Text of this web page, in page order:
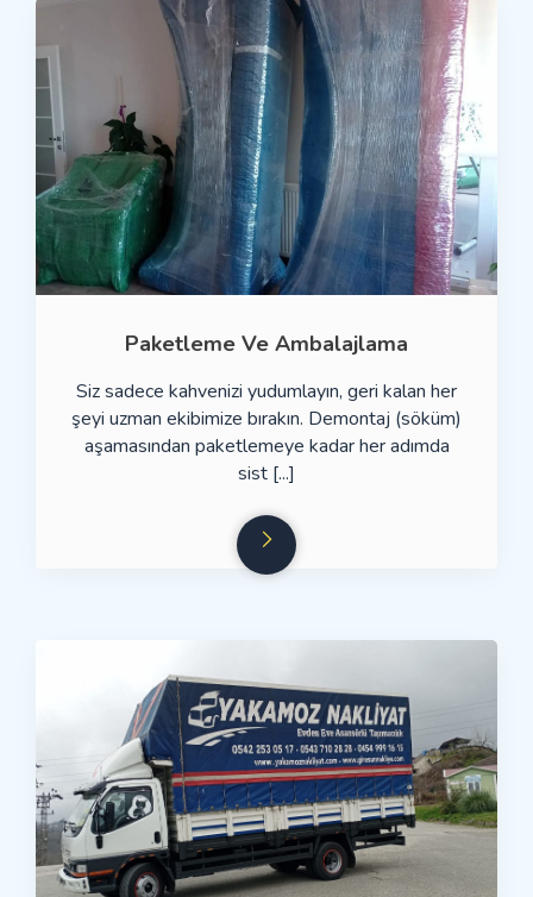
Paketleme Ve Ambalajlama
Siz sadece kahvenizi yudumlayın, geri kalan her
şeyi uzman ekibimize bırakın. Demontaj (söküm)
aşamasından paketlemeye kadar her adımda
sist [...]